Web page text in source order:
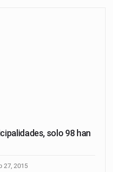
solo 98 han
27, 2015